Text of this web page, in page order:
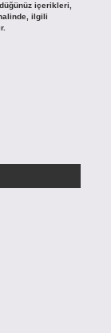
içerikleri,
ilgili